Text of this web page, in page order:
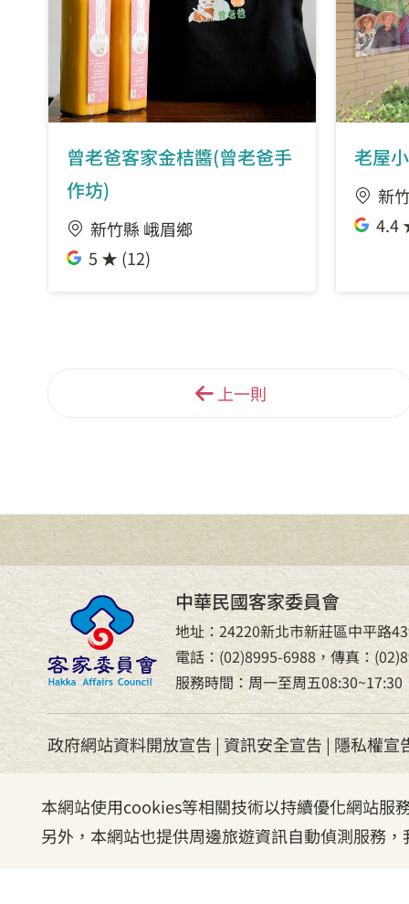
本網站使用cookies等相關技術以持續優化網站服
另外，本網站也提供周邊旅遊資訊自動偵測服務
曾老爸客家金桔醬(曾老爸手
作坊)
新竹縣 峨眉鄉
5 ★ (12)
老屋
新
4.4
上一則
中華民國客家委員會
地址：24220新北市新莊區中平路
電話：(02)8995-6988，傳真：
服務時間：周一至周五08:30~17:30
政府網站資料開放宣告|資訊安全宣告| 隱私權宣